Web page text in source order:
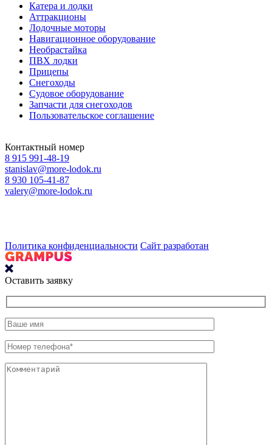
Катера и лодки
Аттракционы
Лодочные моторы
Навигационное оборудование
Необрастайка
ПВХ лодки
Прицепы
Снегоходы
Судовое оборудование
Запчасти для снегоходов
Пользовательское соглашение
Контактный номер
8 915 991-48-19
stanislav@more-lodok.ru
8 930 105-41-87
valery@more-lodok.ru
Политика конфиденциальности Сайт разработан
Оставить заявку